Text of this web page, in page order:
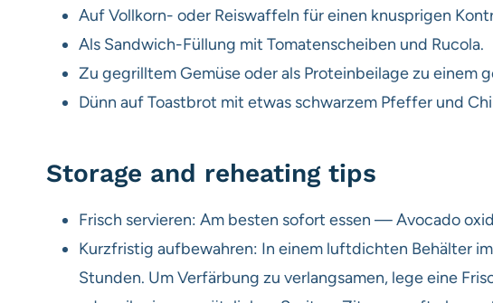
Auf Vollkorn- oder Reiswaffeln für einen knusprigen
Als Sandwich-Füllung mit Tomatenscheiben und Rucola.
Zu gegrilltem Gemüse oder als Proteinbeilage zu einem
Dünn auf Toastbrot mit etwas schwarzem Pfeffer und
Storage and reheating tips
Frisch servieren: Am besten sofort essen — Avocado
Kurzfristig aufbewahren: In einem luftdichten Behälter
Stunden. Um Verfärbung zu verlangsamen, lege eine